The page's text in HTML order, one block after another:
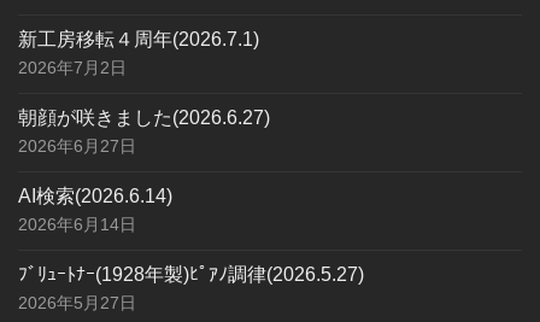
新工房移転４周年(2026.7.1)
2026年7月2日
朝顔が咲きました(2026.6.27)
2026年6月27日
AI検索(2026.6.14)
2026年6月14日
ﾌﾞﾘｭｰﾄﾅｰ(1928年製)ﾋﾟｱﾉ調律(2026.5.27)
2026年5月27日